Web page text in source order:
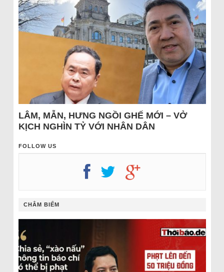
LÂM, MẪN, HƯNG NGỒI GHẾ MỚI – VỞ
KỊCH NGHÌN TỶ VỚI NHÂN DÂN
FOLLOW US
CHÂM BIẾM